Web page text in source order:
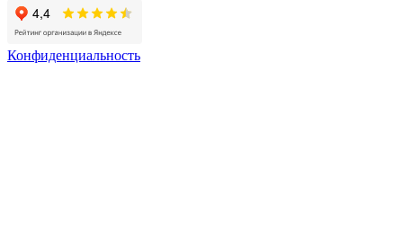
Конфиденциальность